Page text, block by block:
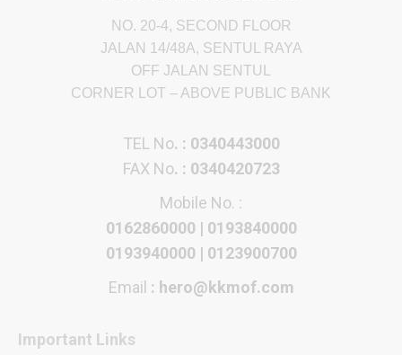
NO. 20-4, SECOND FLOOR
JALAN 14/48A, SENTUL RAYA
OFF JALAN SENTUL
CORNER LOT – ABOVE PUBLIC BANK
TEL No. : 0340443000
FAX No. : 0340420723
Mobile No. :
0162860000 | 0193840000
0193940000 | 0123900700
Email : hero@kkmof.com
Important Links